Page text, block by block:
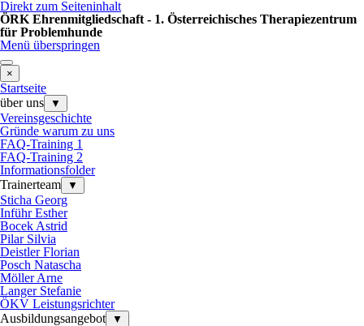
Direkt zum Seiteninhalt
ÖRK Ehrenmitgliedschaft - 1. Österreichisches Therapiezentrum
für Problemhunde
Menü überspringen
×
Startseite
über uns
▼
Vereinsgeschichte
Gründe warum zu uns
FAQ-Training 1
FAQ-Training 2
Informationsfolder
Trainerteam
▼
Sticha Georg
Inführ Esther
Bocek Astrid
Pilar Silvia
Deistler Florian
Posch Natascha
Möller Arne
Langer Stefanie
ÖKV Leistungsrichter
Ausbildungsangebot
▼